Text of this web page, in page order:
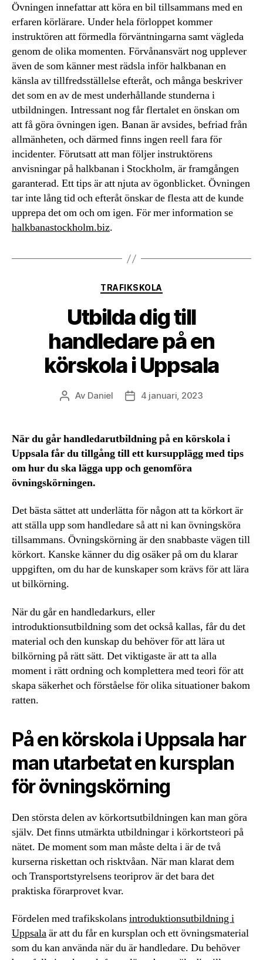
Övningen innefattar att köra en bil tillsammans med en
erfaren körlärare. Under hela förloppet kommer
instruktören att förmedla förväntningarna samt vägleda
genom de olika momenten. Förvånansvärt nog upplever
även de som känner mest rädsla inför halkbanan en
känsla av tillfredsställelse efteråt, och många beskriver
det som en av de mest underhållande stunderna i
utbildningen. Intressant nog får flertalet en önskan om
att få göra övningen igen. Banan är avsides, befriad från
allmänheten, och därmed finns ingen reell fara för
incidenter. Förutsatt att man följer instruktörens
anvisningar på halkbanan i Stockholm, är framgången
garanterad. Ett tips är att njuta av ögonblicket. Övningen
tar inte lång tid och efteråt önskar de flesta att de kunde
upprepa det om och om igen. För mer information se
halkbanastockholm.biz.
Kategorier
TRAFIKSKOLA
Utbilda dig till
handledare på en
körskola i Uppsala
Inläggsförfattare
Av Daniel Inläggsdatum
4 januari, 2023
När du går handledarutbildning på en körskola i
Uppsala får du tillgång till ett kursupplägg med tips
om hur du ska lägga upp och genomföra
övningskörningen.
Det bästa sättet att underlätta för någon att ta körkort är
att ställa upp som handledare så att ni kan övningsköra
tillsammans. Övningskörning är den snabbaste vägen till
körkort. Kanske känner du dig osäker på om du klarar
uppgiften, om du har de kunskaper som krävs för att lära
ut bilkörning.
När du går en handledarkurs, eller
introduktionsutbildning som det också kallas, får du det
material och den kunskap du behöver för att lära ut
bilkörning på rätt sätt. Det viktigaste är att ta alla
moment i rätt ordning och komplettera med teori för att
skapa säkerhet och förståelse för olika situationer bakom
ratten.
På en körskola i Uppsala har
man utarbetat en kursplan
för övningskörning
Den största delen av körkortsutbildningen kan man göra
själv. Det finns utmärkta utbildningar i körkortsteori på
nätet. De moment som man måste delta i är de två
kurserna riskettan och risktvåan. När man klarat dem
och Transportstyrelsens teoriprov är det bara det
praktiska förarprovet kvar.
Fördelen med trafikskolansintroduktionsutbildning i
Uppsalaär att du får en kursplan och ett övningsmaterial
som du kan använda när du är handledare. Du behöver